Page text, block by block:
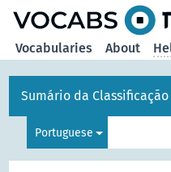
Vocabularies About
Sumário da
Portuguese